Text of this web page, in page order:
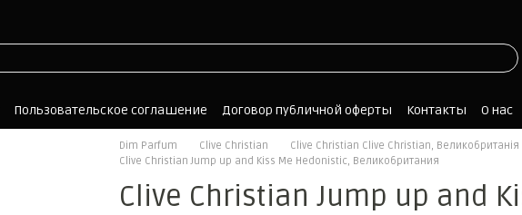
Пользовательское соглашение Договор публичной оферты Контакты
О нас
Dim Parfum Clive Christian
Clive Christian Clive Christian, Великобританія
Clive Christian Jump up and Kiss Me Hedonistic, Великобритания
Clive Christian Jump up and